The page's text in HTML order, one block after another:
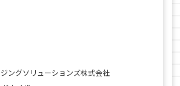
ングソリューションズ株式会社